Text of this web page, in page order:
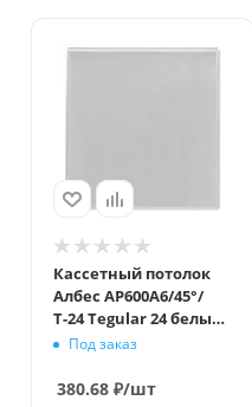
Кассетный потолок
Албес AP600A6/45°/
Т-24 Tegular 24 белый
матовый перфорация
Под заказ
380.68 ₽/шт